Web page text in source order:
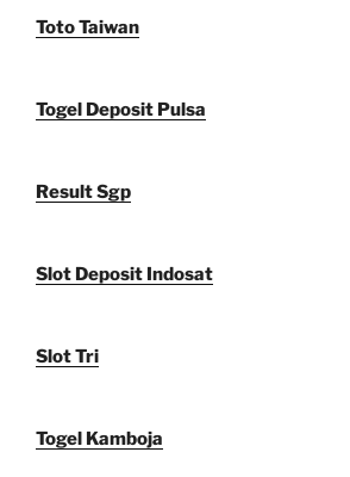
Toto Taiwan
Togel Deposit Pulsa
Result Sgp
Slot Deposit Indosat
Slot Tri
Togel Kamboja